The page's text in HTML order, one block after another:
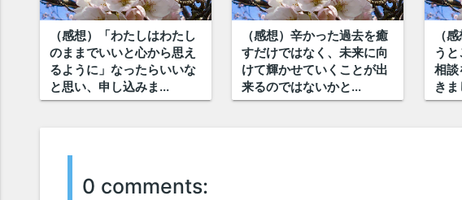
（感想）「わたしはわたし
のままでいいと心から思え
るように」なったらいいな
と思い、申し込みま...
（感想）辛かった過去を癒
すだけではなく、未来に向
けて輝かせていくことが出
来るのではないかと...
（
う
相談
きま
0 comments: